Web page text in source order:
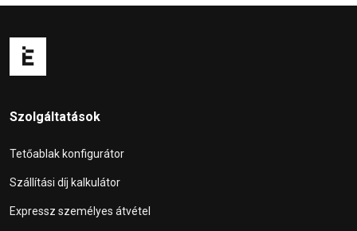
Szolgáltatások
Tetőablak konfigurátor
Szállítási díj kalkulátor
Expressz személyes átvétel